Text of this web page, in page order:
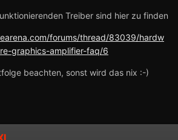
Treiber sind hier zu finden
forums/thread/83039/hardw
graphics-amplifier-faq/6
beachten, sonst wird das nix :-)